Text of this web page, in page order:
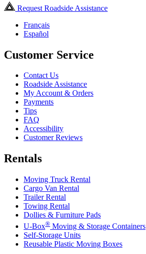
Request Roadside Assistance
Français
Español
Customer Service
Contact Us
Roadside Assistance
My Account & Orders
Payments
Tips
FAQ
Accessibility
Customer Reviews
Rentals
Moving Truck Rental
Cargo Van Rental
Trailer Rental
Towing Rental
Dollies & Furniture Pads
U-Box® Moving & Storage Containers
Self-Storage Units
Reusable Plastic Moving Boxes